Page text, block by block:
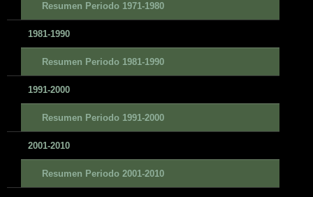
Resumen Periodo 1971-1980
1981-1990
Resumen Periodo 1981-1990
1991-2000
Resumen Periodo 1991-2000
2001-2010
Resumen Periodo 2001-2010